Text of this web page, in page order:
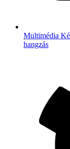
Multimédia
hangzás